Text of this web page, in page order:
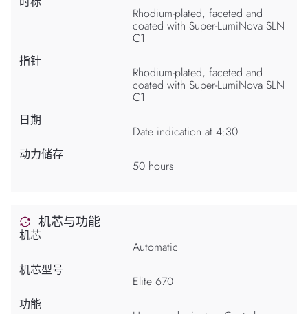
Rhodium-plated, faceted and
coated with Super-LumiNova SLN
C1
指针
Rhodium-plated, faceted and
coated with Super-LumiNova SLN
C1
日期
Date indication at 4:30
动力储存
50 hours
机芯与功能
机芯
Automatic
机芯型号
Elite 670
功能